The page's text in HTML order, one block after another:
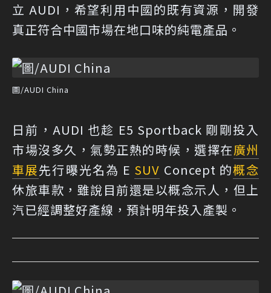
立 AUDI，希望利用中國的既有資源，開發
真正符合中國市場在地口味的純電產品。
圖/AUDI China
日前，AUDI 也趁 E5 Sportback 剛剛投入
市場沒多久，氣勢正熱的時候，選擇在廣州
車展先行曝光名為 E SUV Concept 的概念
休旅車款，雖說目前還是以概念示人，但上
汽已經調整好產線，預計明年投入產製。